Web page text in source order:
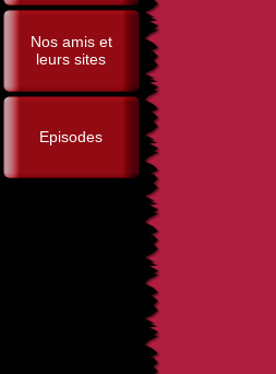
Nos amis et
leurs sites
Episodes